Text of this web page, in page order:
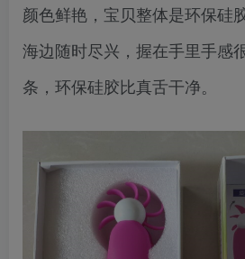
颜色鲜艳，宝贝整体是环保硅
海边随时尽兴，握在手里手感
条，环保硅胶比真舌干净。